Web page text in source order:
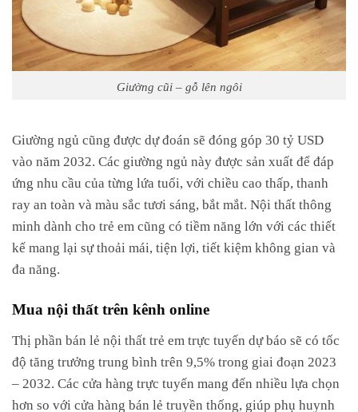
Giường cũi – gỗ lên ngôi
Giường ngủ cũng được dự đoán sẽ đóng góp 30 tỷ USD
vào năm 2032. Các giường ngủ này được sản xuất để đáp
ứng nhu cầu của từng lứa tuổi, với chiều cao thấp, thanh
ray an toàn và màu sắc tươi sáng, bắt mắt. Nội thất thông
minh dành cho trẻ em cũng có tiềm năng lớn với các thiết
kế mang lại sự thoải mái, tiện lợi, tiết kiệm không gian và
đa năng.
Mua nội thất trên kênh online
Thị phần bán lẻ nội thất trẻ em trực tuyến dự báo sẽ có tốc
độ tăng trưởng trung bình trên 9,5% trong giai đoạn 2023
– 2032. Các cửa hàng trực tuyến mang đến nhiều lựa chọn
hơn so với cửa hàng bán lẻ truyền thống, giúp phụ huynh